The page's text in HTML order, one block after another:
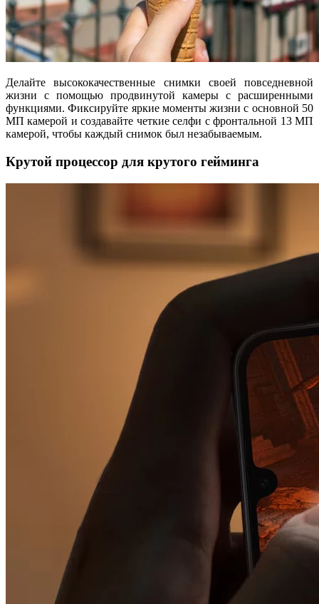
Делайте высококачественные снимки своей повседневной
жизни с помощью продвинутой камеры с расширенными
функциями. Фиксируйте яркие моменты жизни с основной 50
МП камерой и создавайте четкие селфи с фронтальной 13 МП
камерой, чтобы каждый снимок был незабываемым.
Крутой процессор для крутого гейминга